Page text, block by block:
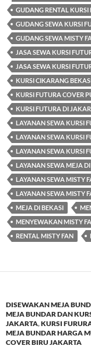
GUDANG RENTAL
GUDANG SEWA KURSI
GUDANG SEWA MISTY
JASA SEWA KURSI
JASA SEWA KURSI
KURSI CIKARANG
KURSI FUTURA COVER
KURSI FUTURA DI
LAYANAN SEWA KURSI
LAYANAN SEWA KURSI
LAYANAN SEWA KURSI
LAYANAN SEWA MEJA
LAYANAN SEWA MISTY
LAYANAN SEWA MISTY
MEJA DI BEKASI
MENYEWAKAN MISTY
RENTAL MISTY FAN
DISEWAKAN MEJA
MEJA BUNDAR DAN
JAKARTA,KURSI
MEJA BUNDAR HARGA
COVER BIRU JAKARTA